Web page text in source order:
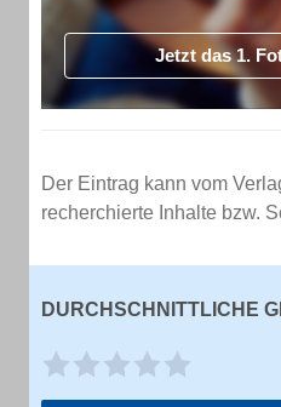
Jetzt das 1.
Der Eintrag kann vom
recherchierte Inhalte bzw.
DURCHSCHNITTLICHE